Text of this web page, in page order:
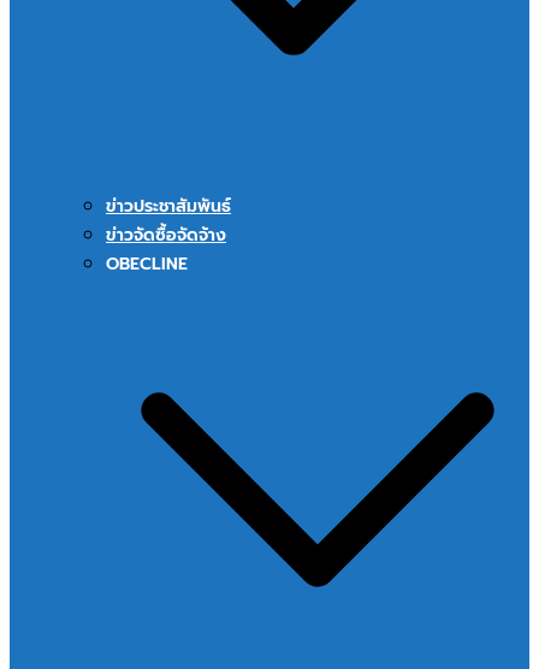
ข่าวประชาสัมพันธ์
ข่าวจัดซื้อจัดจ้าง
OBECLINE